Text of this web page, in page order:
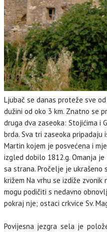
Ljubač se danas proteže sve
dužini od oko 3 km. Znatno se
druga dva zaseoka: Stojićima i
brda. Sva tri zaseoka pripadaju
Martin kojem je posvećena i
izgled dobilo 1812.g. Omanja
sa strana. Pročelje je ukrašeno
križem Na vrhu se izdiže
mogu podičiti s nedavno
pokraj nje; ostaci crkvice Sv.
Povijesna jezgra sela je